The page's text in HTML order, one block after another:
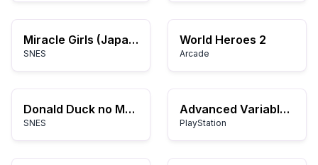
Miracle Girls (Japan)
SNES
World Heroes 2
Arcade
Donald Duck no Mahou no Boushi (Japan)
SNES
Advanced Variable Geo 2
PlayStation